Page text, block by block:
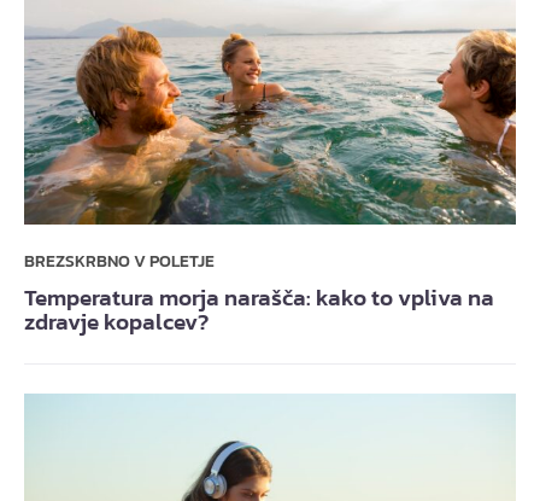
BREZSKRBNO V POLETJE
Temperatura morja narašča: kako to vpliva na
zdravje kopalcev?